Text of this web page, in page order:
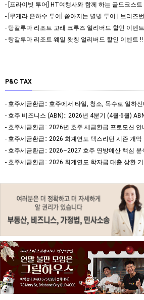
- [프라이빗 투어] HT여행사와 함께 하는 골드코스트
- 탕갈루마 리조트 고래 크루즈 얼리버드 할인 이벤
- 탕갈루마 리조트 웨일 왓칭 얼리버드 할인 이벤트 !!
P&C TAX
- 호주세금환급:: 2026년 호주 세금환급 프로모션 안
- 호주세금환급:: 2026–2027 호주 연방예산 핵심 분